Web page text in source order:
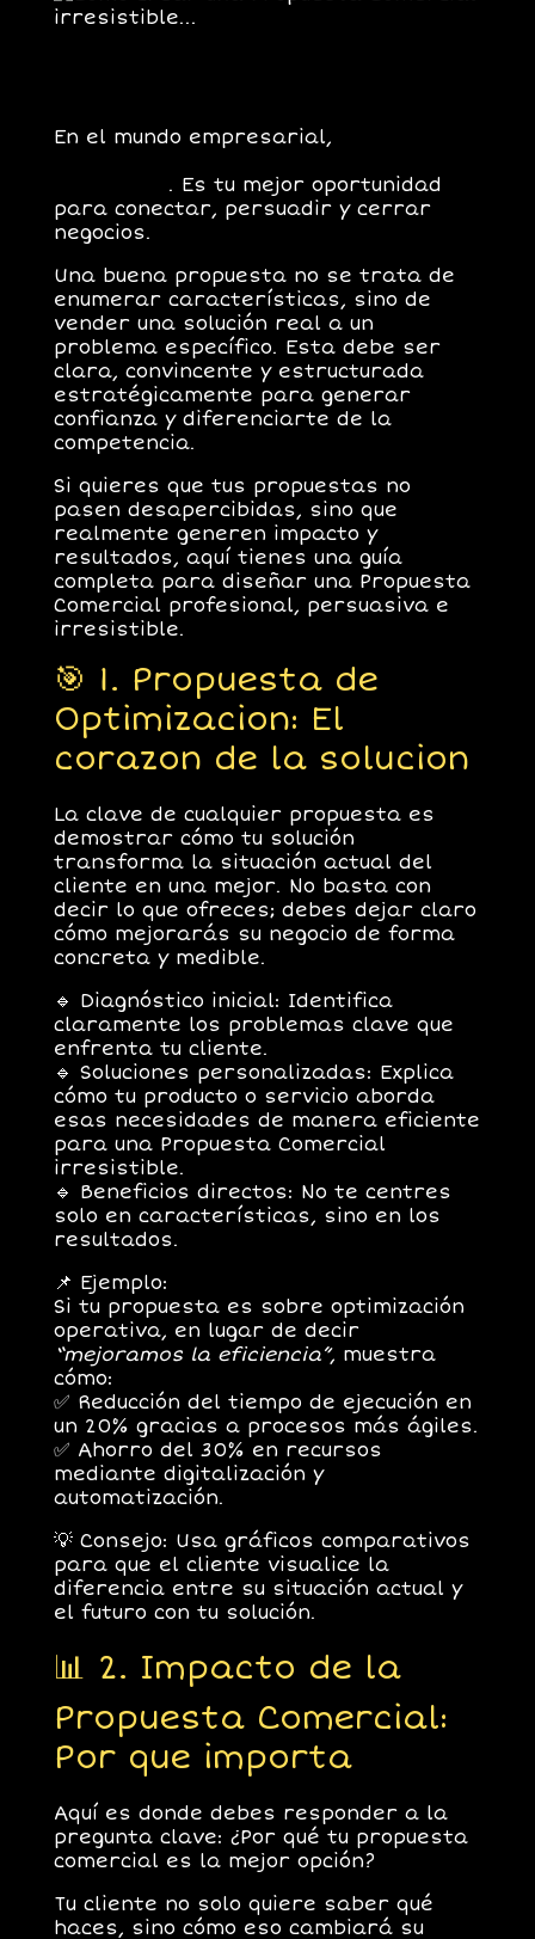
En el mundo empresarial,
. Es tu mejor oportunidad
para conectar, persuadir y cerrar
negocios.
Una buena propuesta no se trata de
enumerar características, sino de
vender una solución real a un
problema específico. Esta debe ser
clara, convincente y estructurada
estratégicamente para generar
confianza y diferenciarte de la
competencia.
Si quieres que tus propuestas no
pasen desapercibidas, sino que
realmente generen impacto y
resultados, aquí tienes una guía
completapara diseñar una Propuesta
Comercial profesional, persuasiva e
irresistible.
🎯 1. Propuesta de
Optimizacion: El
corazon de la solucion
La clave de cualquier propuesta es
demostrar cómo tu solución
transforma la situación actual del
cliente en una mejor. No basta con
decir lo que ofreces; debes dejar claro
cómo mejorarás su negocio de forma
concreta y medible.
🔹 Diagnóstico inicial: Identifica
claramente los problemas clave que
enfrenta tu cliente.
🔹 Soluciones personalizadas: Explica
cómo tu producto o servicio aborda
esas necesidades de manera eficiente
para una Propuesta Comercial
irresistible.
🔹 Beneficios directos: No te centres
solo en características, sino en los
resultados.
📌 Ejemplo:
Si tu propuesta es sobre optimización
operativa, en lugar de decir
“mejoramos la eficiencia”, muestra
cómo:
✅ Reducción del tiempo de ejecución en
un 20% gracias a procesos más ágiles.
✅ Ahorro del 30% en recursos
mediante digitalización y
automatización.
💡 Consejo: Usa gráficos comparativos
para que el cliente visualice la
diferencia entre su situación actual y
el futuro con tu solución.
📊 2. Impacto de la
Propuesta Comercial:
Por que importa
Aquí es donde debes responder a la
pregunta clave: ¿Por qué tu propuesta
comercial es la mejor opción?
Tu cliente no solo quiere saber qué
haces, sino cómo eso cambiará su